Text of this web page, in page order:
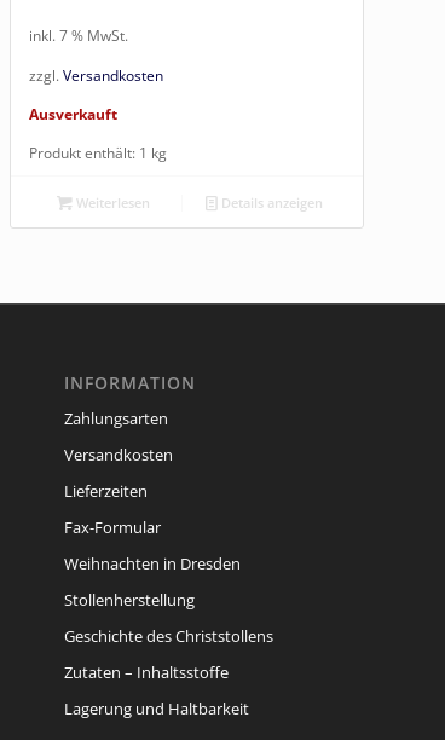
inkl. 7 % MwSt.
zzgl. Versandkosten
Ausverkauft
Produkt enthält: 1 kg
Weiterlesen Details anzeigen
INFORMATION
Zahlungsarten
Versandkosten
Lieferzeiten
Fax-Formular
Weihnachten in Dresden
Stollenherstellung
Geschichte des Christstollens
Zutaten – Inhaltsstoffe
Lagerung und Haltbarkeit